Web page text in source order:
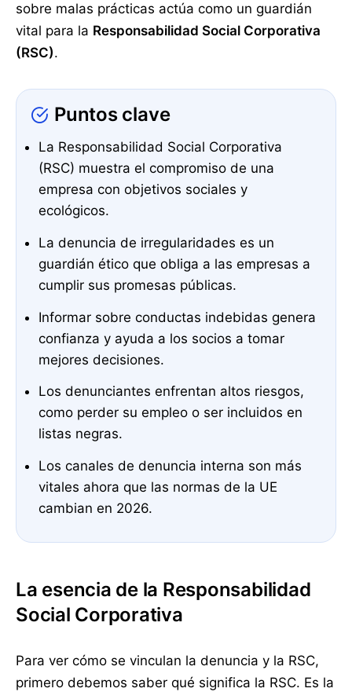
sobre malas prácticas actúa como un guardián
vital para la Responsabilidad Social Corporativa
(RSC).
Puntos clave
La Responsabilidad Social Corporativa
(RSC) muestra el compromiso de una
empresa con objetivos sociales y
ecológicos.
La denuncia de irregularidades es un
guardián ético que obliga a las empresas a
cumplir sus promesas públicas.
Informar sobre conductas indebidas genera
confianza y ayuda a los socios a tomar
mejores decisiones.
Los denunciantes enfrentan altos riesgos,
como perder su empleo o ser incluidos en
listas negras.
Los canales de denuncia interna son más
vitales ahora que las normas de la UE
cambian en 2026.
La esencia de la Responsabilidad
Social Corporativa
Para ver cómo se vinculan la denuncia y la RSC,
primero debemos saber qué significa la RSC. Es la